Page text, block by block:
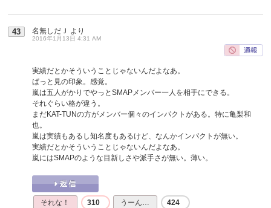
43 名無しだＪ より
2016年1月13日 4:31 AM
実績だとかそういうことじゃないんだよなあ。
ぱっと見の印象。感覚。
嵐は五人がかりでやっとSMAPメンバー一人を相手にできる。
それぐらい格が違う。
まだKAT-TUNの方がメンバー個々のインパクトがある。特に亀梨和
也。
嵐は実績もあるし知名度もあるけど、なんかインパクトが無い。
実績だとかそういうことじゃないんだよなあ。
嵐にはSMAPのような目新しさや派手さが無い。薄い。
それな！ 310 うーん… 424